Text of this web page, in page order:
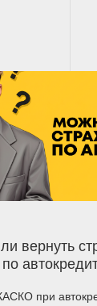
вернуть
при